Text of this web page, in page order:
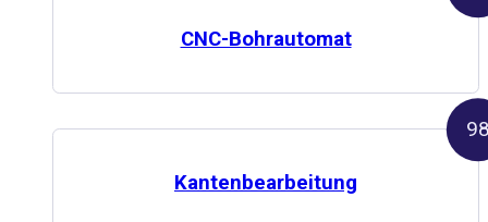
CNC-Bohrautomat
Kantenbearbeitung